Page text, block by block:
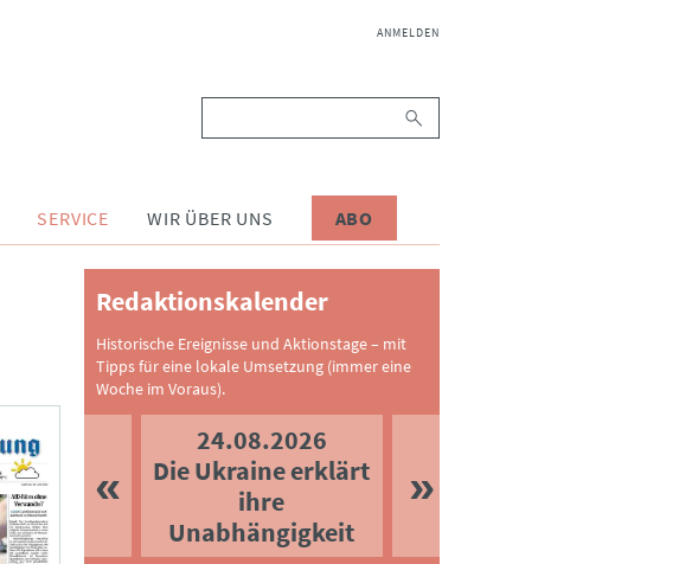
NAVIGATION
ANMELDEN
SERVICE WIR ÜBER UNS ABO
Redaktionskalender
Historische Ereignisse und Aktionstage – mit
Tipps für eine lokale Umsetzung (immer eine
Woche im Voraus).
24.08.2026
Die Ukraine erklärt
ihre
Unabhängigkeit